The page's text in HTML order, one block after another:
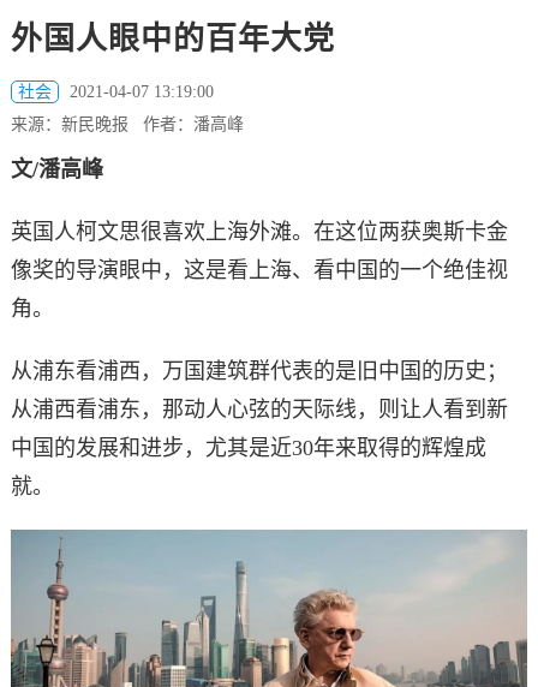
外国人眼中的百年大党
社会
2021-04-07 13:19:00
来源：新民晚报 作者：潘高峰
文/潘高峰
英国人柯文思很喜欢上海外滩。在这位两获奥斯卡金
像奖的导演眼中，这是看上海、看中国的一个绝佳视
角。
从浦东看浦西，万国建筑群代表的是旧中国的历史；
从浦西看浦东，那动人心弦的天际线，则让人看到新
中国的发展和进步，尤其是近30年来取得的辉煌成
就。